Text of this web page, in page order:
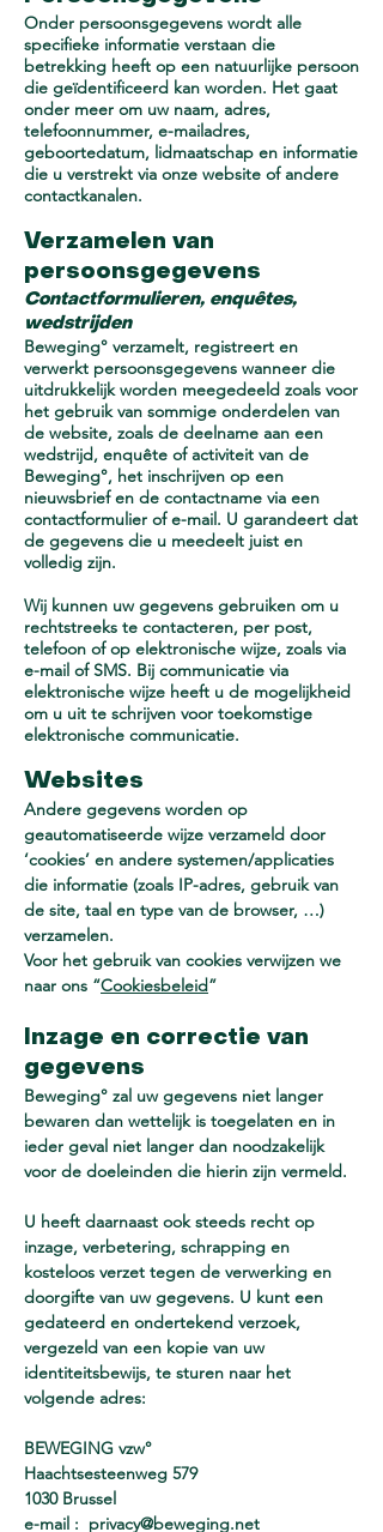
Onder persoonsgegevens wordt alle
specifieke informatie verstaan die
betrekking heeft op een natuurlijke persoon
die geïdentificeerd kan worden. Het gaat
onder meer om uw naam, adres,
telefoonnummer, e-mailadres,
geboortedatum, lidmaatschap en informatie
die u verstrekt via onze website of andere
contactkanalen.
Verzamelen van
persoonsgegevens
Contactformulieren, enquêtes,
wedstrijden
Beweging° verzamelt, registreert en
verwerkt persoonsgegevens wanneer die
uitdrukkelijk worden meegedeeld zoals voor
het gebruik van sommige onderdelen van
de website, zoals de deelname aan een
wedstrijd, enquête of activiteit van de
Beweging°, het inschrijven op een
nieuwsbrief en de contactname via een
contactformulier of e-mail. U garandeert dat
de gegevens die u meedeelt juist en
volledig zijn.
Wij kunnen uw gegevens gebruiken om u
rechtstreeks te contacteren, per post,
telefoon of op elektronische wijze, zoals via
e-mail of SMS. Bij communicatie via
elektronische wijze heeft u de mogelijkheid
om u uit te schrijven voor toekomstige
elektronische communicatie.
Websites
Andere gegevens worden op
geautomatiseerde wijze verzameld door
‘cookies’ en andere systemen/applicaties
die informatie (zoals IP-adres, gebruik van
de site, taal en type van de browser, …)
verzamelen.
Voor het gebruik van cookies verwijzen we
naar ons “Cookiesbeleid”
Inzage en correctie van
gegevens
Beweging° zal uw gegevens niet langer
bewaren dan wettelijk is toegelaten en in
ieder geval niet langer dan noodzakelijk
voor de doeleinden die hierin zijn vermeld.
U heeft daarnaast ook steeds recht op
inzage, verbetering, schrapping en
kosteloos verzet tegen de verwerking en
doorgifte van uw gegevens. U kunt een
gedateerd en ondertekend verzoek,
vergezeld van een kopie van uw
identiteitsbewijs, te sturen naar het
volgende adres:
BEWEGING vzw°
Haachtsesteenweg 579
1030 Brussel
e-mail : privacy@beweging.net